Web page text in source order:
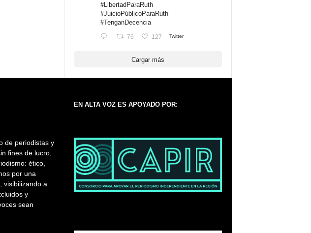
#LibertadParaRuth
#JuicioPúblicoParaRuth
#TenganDecencia
76 127 Twitter
Cargar más
de periodistas y
fines de lucro,
ético,
por una
visibilizando a
y
sean
EN ALTA VOZ ES APOYADO POR: